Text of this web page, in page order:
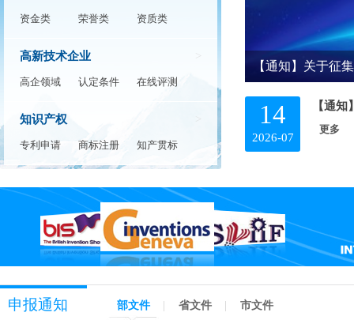
资金类 荣誉类 资质类
高新技术企业
高企领域 认定条件 在线评测
知识产权
专利申请 商标注册 知产贯标
【通知】关于征
14
2026-07
【通
更多
申报通知 部文件 省文件 市文件